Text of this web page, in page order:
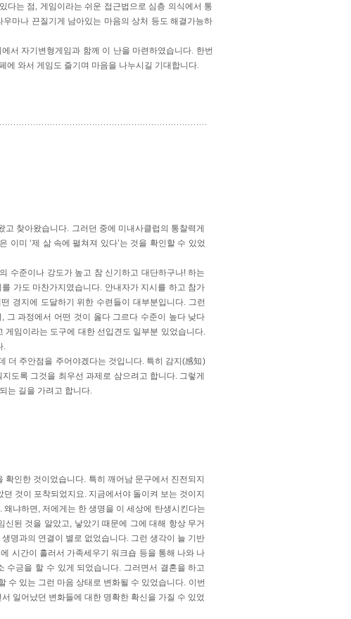
다는 점, 게임이라는 쉬운 접근법으로 심층 의식에서 통
마나 끈질기게 남아있는 마음의 상처 등도 해결가능하
서 자기변형게임과 함께 이 난을 마련하였습니다. 한번
에 와서 게임도 즐기며 마음을 나누시길 기대합니다.
찾아왔습니다. 그러던 중에 미내사클럽의 통찰력게
이미 ‘제 삶 속에 펼쳐져 있다’는 것을 확인할 수 있었
수준이나 강도가 높고 참 신기하고 대단하구나! 하는
가도 마찬가지였습니다. 안내자가 지시를 하고 참가
경지에 도달하기 위한 수련들이 대부분입니다. 그런
그 과정에서 어떤 것이 옳다 그르다 수준이 높다 낮다
임이라는 도구에 대한 선입견도 일부분 있었습니다.
.
더 주안점을 주어야겠다는 것입니다. 특히 감지(感知)
도록 그것을 최우선 과제로 삼으려고 합니다. 그렇게
는 길을 가려고 합니다.
인한 것이었습니다. 특히 깨어남 문구에서 진전되지
것이 포착되었지요. 지금에서야 돌이켜 보는 것이지
냐하면, 저에게는 한 생명을 이 세상에 탄생시킨다는
된 것을 알았고, 낳았기 때문에 그에 대해 항상 무거
명과의 연결이 별로 없었습니다. 그런 생각이 늘 기반
시간이 흘러서 가족세우기 워크숍 등을 통해 나와 나
수긍을 할 수 있게 되었습니다. 그러면서 결혼을 하고
수 있는 그런 마음 상태로 변화될 수 있었습니다. 이번
일어났던 변화들에 대한 명확한 확신을 가질 수 있었